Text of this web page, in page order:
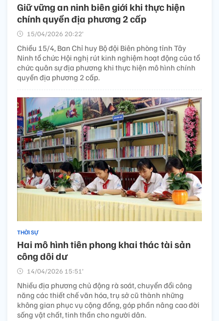
Giữ vững an ninh biên giới khi thực hiện
chính quyền địa phương 2 cấp
15/04/2026 20:22’
Chiều 15/4, Ban Chỉ huy Bộ đội Biên phòng tỉnh Tây
Ninh tổ chức Hội nghị rút kinh nghiệm hoạt động của tổ
chức quân sự địa phương khi thực hiện mô hình chính
quyền địa phương 2 cấp.
THỜI SỰ
Hai mô hình tiên phong khai thác tài sản
công dôi dư
14/04/2026 15:51’
Nhiều địa phương chủ động rà soát, chuyển đổi công
năng các thiết chế văn hóa, trụ sở cũ thành những
không gian phục vụ cộng đồng, góp phần nâng cao đời
sống vật chất, tinh thần cho người dân.